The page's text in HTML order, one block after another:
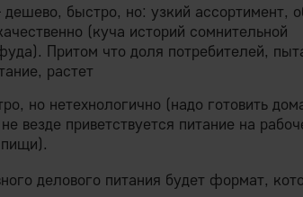
быстро, но: узкий ассортимент,
(куча историй сомнительной
Притом что доля потребителей,
растет
но нетехнологично (надо готовить
везде приветствуется питание на
делового питания будет формат,